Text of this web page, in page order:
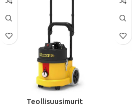
Teollisuusimurit